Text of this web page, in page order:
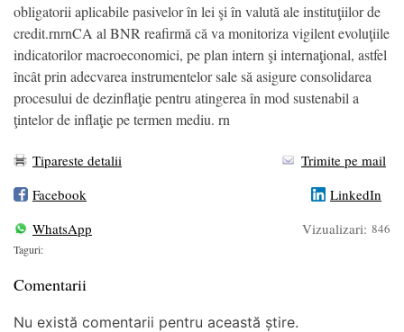
obligatorii aplicabile pasivelor în lei şi în valută ale instituţiilor de
credit.rnrnCA al BNR reafirmă că va monitoriza vigilent evoluţiile
indicatorilor macroeconomici, pe plan intern şi internaţional, astfel
încât prin adecvarea instrumentelor sale să asigure consolidarea
procesului de dezinflaţie pentru atingerea în mod sustenabil a
ţintelor de inflaţie pe termen mediu. rn
Tipareste detalii
Trimite pe mail
Facebook
LinkedIn
WhatsApp
Vizualizari: 846
Taguri:
Comentarii
Nu există comentarii pentru această știre.